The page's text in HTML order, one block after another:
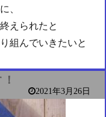
、
えられたと
組んでいきたいと
2021年3月26日